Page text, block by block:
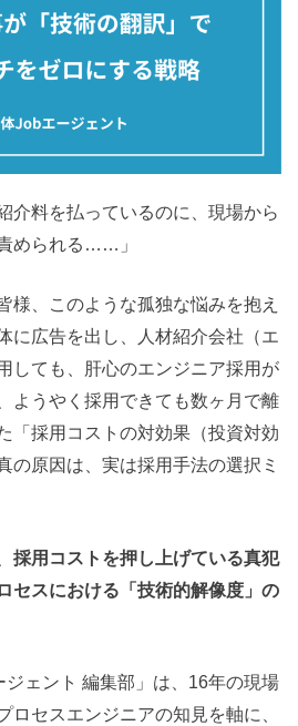
介料を払っているのに、現場から
められる……」
様、このような孤独な悩みを抱え
に広告を出し、人材紹介会社（エ
しても、肝心のエンジニア採用が
ようやく採用できても数ヶ月で離
「採用コストの対効果（投資対効
の原因は、実は採用手法の選択ミ
採用コストを押し上げている真犯
セスにおける「技術的解像度」の
ェント 編集部」は、16年の現場
ロセスエンジニアの知見を軸に、